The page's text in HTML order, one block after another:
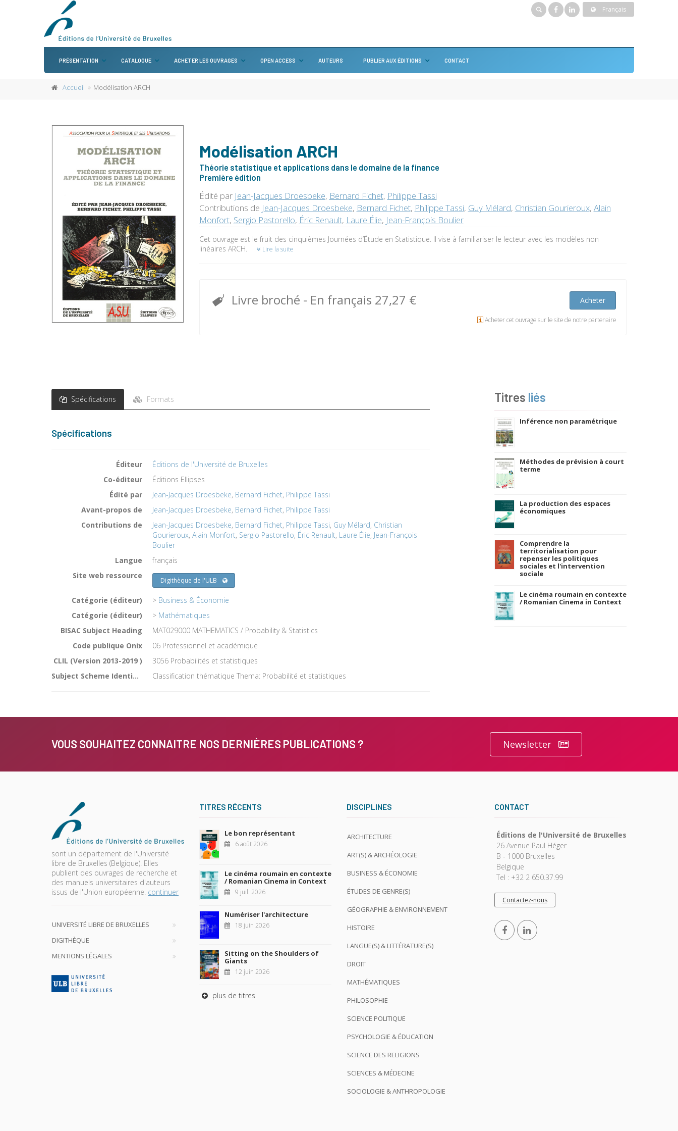
Français
PRÉSENTATION CATALOGUE ACHETER LES OUVRAGES OPEN ACCESS AUTEURS PUBLIER AUX ÉDITIONS CONTACT
Accueil Modélisation ARCH
Modélisation ARCH
Théorie statistique et applications dans le domaine de la finance
Première édition
Édité par Jean-Jacques Droesbeke, Bernard Fichet, Philippe Tassi
Contributions de Jean-Jacques Droesbeke, Bernard Fichet, Philippe Tassi, Guy Mélard, Christian Gourieroux, Alain
Monfort, Sergio Pastorello, Éric Renault, Laure Élie, Jean-François Boulier
Cet ouvrage est le fruit des cinquièmes Journées d’Étude en Statistique. Il vise à familiariser le lecteur avec les modèles non
linéaires ARCH.
Lire la suite
Livre broché - En français 27,27 € Acheter
Acheter cet ouvrage sur le site de notre partenaire
Spécifications Formats
Spécifications
Éditeur
Éditions de l'Université de Bruxelles
Co-éditeur
Éditions Ellipses
Édité par
Jean-Jacques Droesbeke, Bernard Fichet, Philippe Tassi
Avant-propos de
Jean-Jacques Droesbeke, Bernard Fichet, Philippe Tassi
Contributions de
Jean-Jacques Droesbeke, Bernard Fichet, Philippe Tassi, Guy Mélard, Christian
Gourieroux, Alain Monfort, Sergio Pastorello, Éric Renault, Laure Élie, Jean-François
Boulier
Langue
français
Site web ressource
Digithèque de l'ULB
Catégorie (éditeur) > Business & Économie
Catégorie (éditeur)
> Mathématiques
BISAC Subject Heading
MAT029000 MATHEMATICS / Probability & Statistics
Code publique Onix
06 Professionnel et académique
CLIL (Version 2013-2019 )
3056 Probabilités et statistiques
Subject Scheme Identifier Code
Classification thématique Thema: Probabilité et statistiques
Titres liés
Inférence non paramétrique
Méthodes de prévision à court
terme
La production des espaces
économiques
Comprendre la
territorialisation pour
repenser les politiques
sociales et l'intervention
sociale
Le cinéma roumain en contexte
/ Romanian Cinema in Context
VOUS SOUHAITEZ CONNAITRE NOS DERNIÈRES PUBLICATIONS ? Newsletter
sont un département de l'Université
libre de Bruxelles (Belgique). Elles
publient des ouvrages de recherche et
des manuels universitaires d'auteurs
issus de l'Union européenne. continuer
UNIVERSITÉ LIBRE DE BRUXELLES
DIGITHÈQUE
MENTIONS LÉGALES
TITRES RÉCENTS
Le bon représentant
6 août 2026
Le cinéma roumain en contexte
/ Romanian Cinema in Context
9 juil. 2026
Numériser l'architecture
18 juin 2026
Sitting on the Shoulders of
Giants
12 juin 2026
plus de titres
DISCIPLINES
ARCHITECTURE
ART(S) & ARCHÉOLOGIE
BUSINESS & ÉCONOMIE
ÉTUDES DE GENRE(S)
GÉOGRAPHIE & ENVIRONNEMENT
HISTOIRE
LANGUE(S) & LITTÉRATURE(S)
DROIT
MATHÉMATIQUES
PHILOSOPHIE
SCIENCE POLITIQUE
PSYCHOLOGIE & ÉDUCATION
SCIENCE DES RELIGIONS
SCIENCES & MÉDECINE
SOCIOLOGIE & ANTHROPOLOGIE
CONTACT
Éditions de l'Université de Bruxelles
26 Avenue Paul Héger
B - 1000 Bruxelles
Belgique
Tel : +32 2 650.37.99
Contactez-nous